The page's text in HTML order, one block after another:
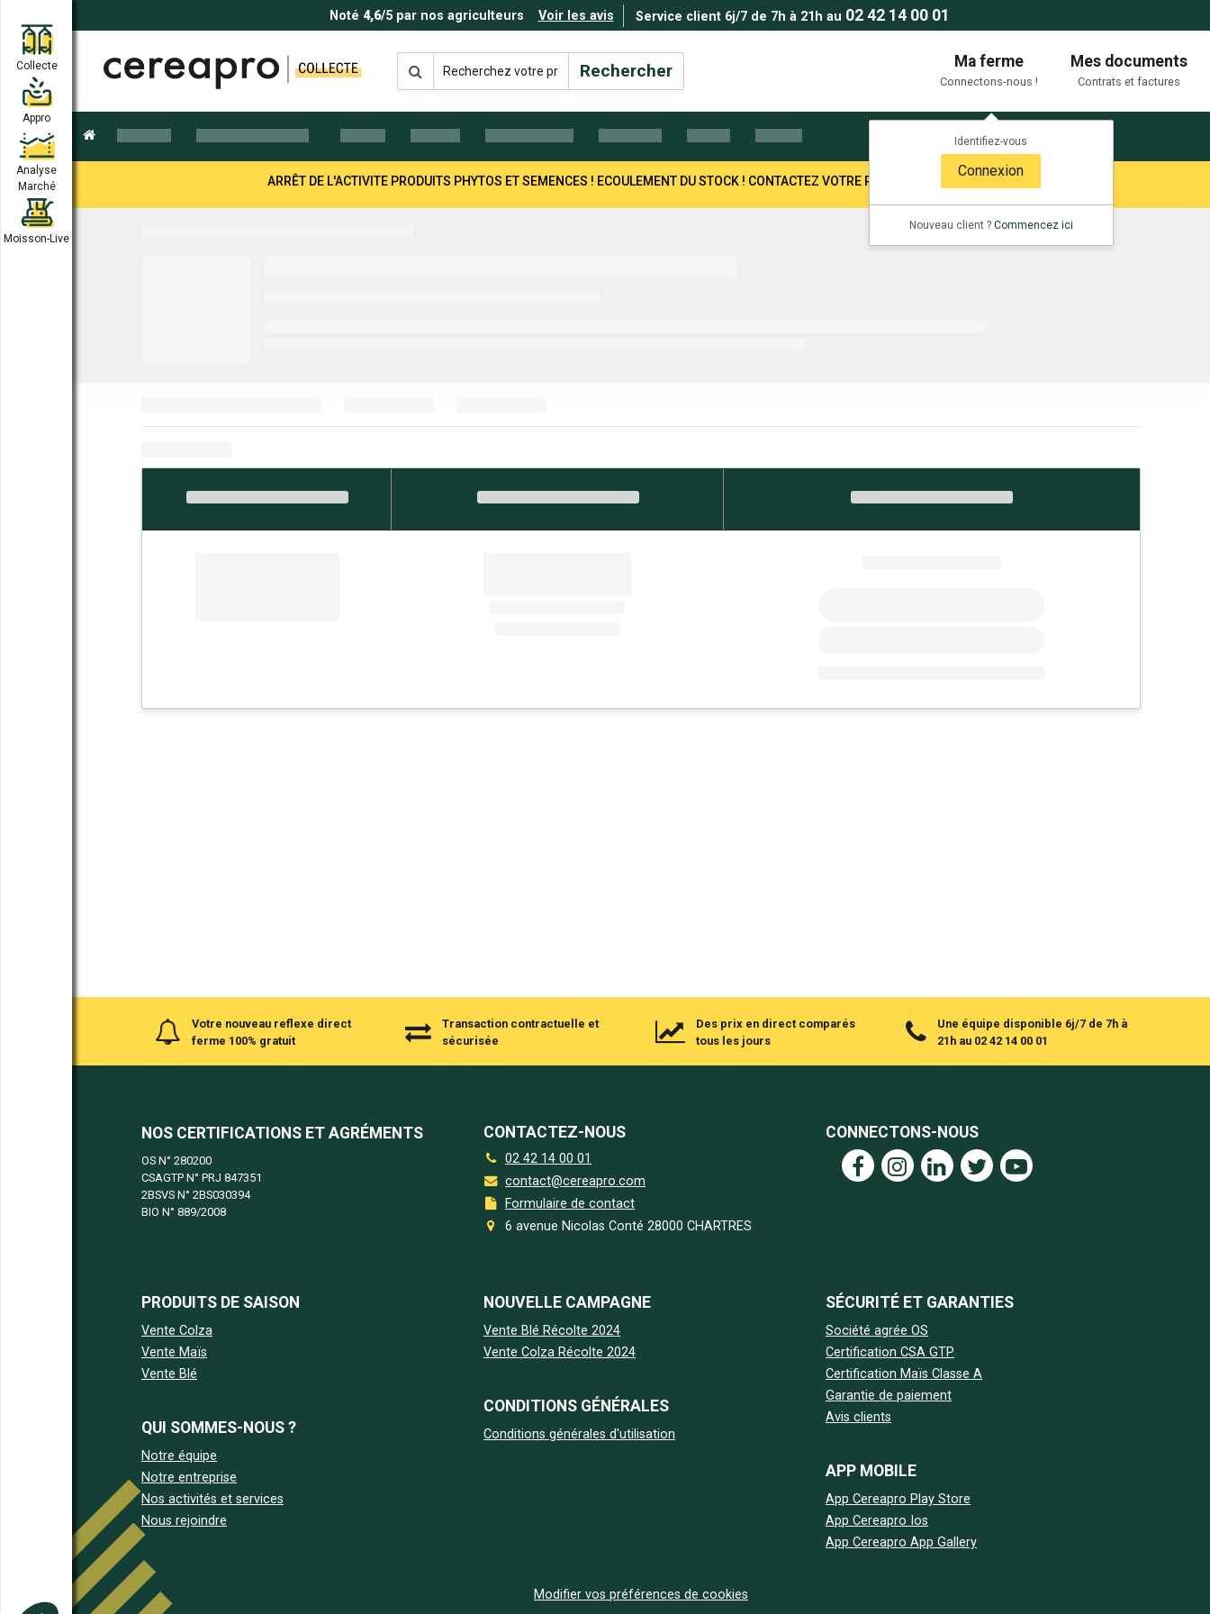
Noté 4,6/5 par nos agriculteurs Voir les avis Service client 6j/7 de 7h à 21h au 02 42 14 00 01
Rechercher Ma ferme
Connectons-nous !
Identifiez-vous
Connexion
Nouveau client ? Commencez ici
Mes documents
Contrats et factures
ARRÊT DE L'ACTIVITE PRODUITS PHYTOS ET SEMENCES ! ECOULEMENT DU STOCK ! CONTACTEZ VOTRE RESPONSABLE SECTEUR !
Collecte
Appro
Analyse
Marché
Moisson-Live
Votre nouveau reflexe direct
ferme 100% gratuit
Transaction contractuelle et
sécurisée
Des prix en direct comparés
tous les jours
Une équipe disponible 6j/7 de 7h à
21h au 02 42 14 00 01
NOS CERTIFICATIONS ET AGRÉMENTS
OS N° 280200
CSAGTP N° PRJ 847351
2BSVS N° 2BS030394
BIO N° 889/2008
CONTACTEZ-NOUS
02 42 14 00 01
contact@cereapro.com
Formulaire de contact
6 avenue Nicolas Conté 28000 CHARTRES
CONNECTONS-NOUS
PRODUITS DE SAISON
Vente Colza
Vente Maïs
Vente Blé
QUI SOMMES-NOUS ?
Notre équipe
Notre entreprise
Nos activités et services
Nous rejoindre
NOUVELLE CAMPAGNE
Vente Blé Récolte 2024
Vente Colza Récolte 2024
CONDITIONS GÉNÉRALES
Conditions générales d'utilisation
SÉCURITÉ ET GARANTIES
Société agrée OS
Certification CSA GTP
Certification Maïs Classe A
Garantie de paiement
Avis clients
APP MOBILE
App Cereapro Play Store
App Cereapro Ios
App Cereapro App Gallery
Modifier vos préférences de cookies